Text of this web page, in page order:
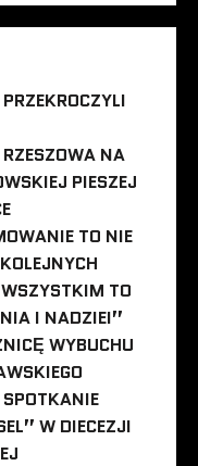
NA
PIESZEJ
TO NIE
TO
I NADZIEI”
WYBUCHU
W DIECEZJI